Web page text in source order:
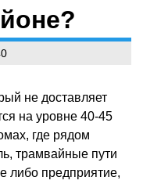
не доставляет
на уровне 40-45
где рядом
трамвайные пути
либо предприятие,